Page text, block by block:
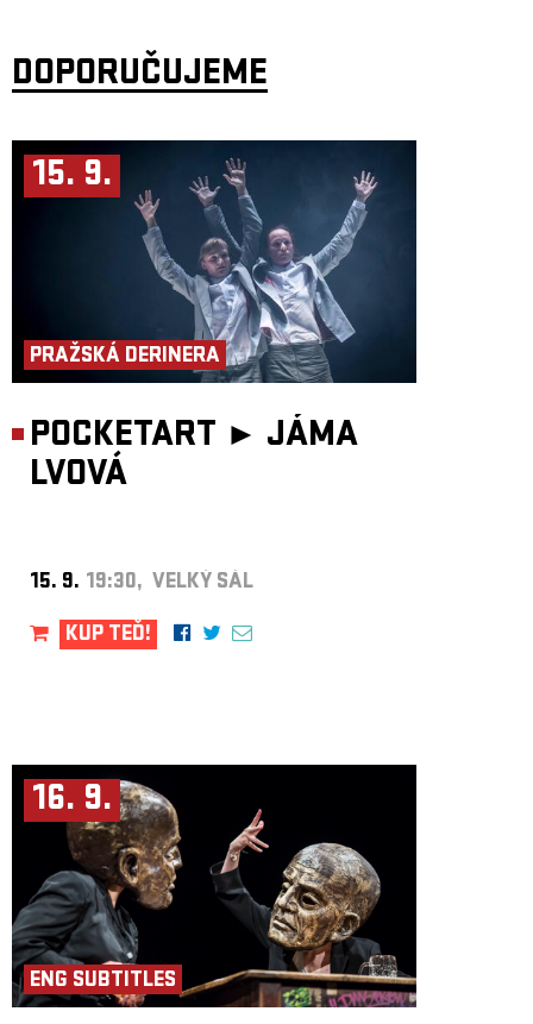
performance: Matěj Šíma, Sebastian Vopěnka, Matěj Šumbera
společenskovědní výzkum a performance: Alice Koubová
scénografie a kostýmy: Kateřina Radakulan
zvukový design: Jan Pniak
produkce: Tantehorse, Jan Honeiser
Koprodukce: Palác Akropolis
Odborný partner: Liga Otevřených Mužů, Filozofický ústav Akademi
Představení vzniklo za podpory Hlavního města Praha, Ministerstva
kultury ČR a Státního fondu kultury ČR.
DOPORUČUJEME
15. 9.
PRAŽSKÁ DERINERA
POCKETART ► JÁMA
LVOVÁ
15. 9. 19:30, VELKÝ SÁL
KUP TEĎ!
16. 9.
ENG SUBTITLES